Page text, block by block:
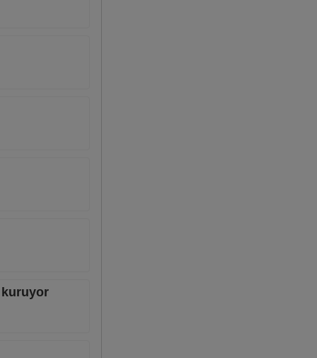
kuruyor